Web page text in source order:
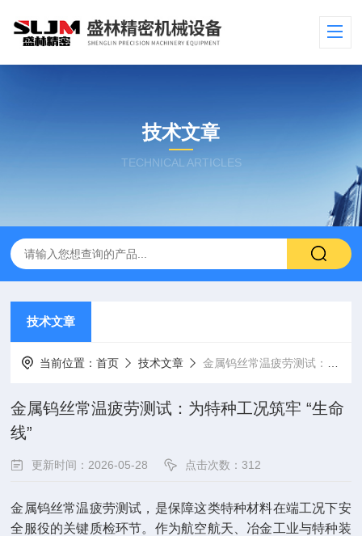
技术文章
TECHNICAL ARTICLES
技术文章
当前位置：首页 技术文章 金属钨丝常温疲劳测试：为特种工况筑牢 “生命线”
金属钨丝常温疲劳测试：为特种工况筑牢 “生命
线”
更新时间：2026-05-28 点击次数：312
金属钨丝常温疲劳测试，是保障这类特种材料在端工况下安
全服役的关键质检环节。作为航空航天、冶金工业与特种装